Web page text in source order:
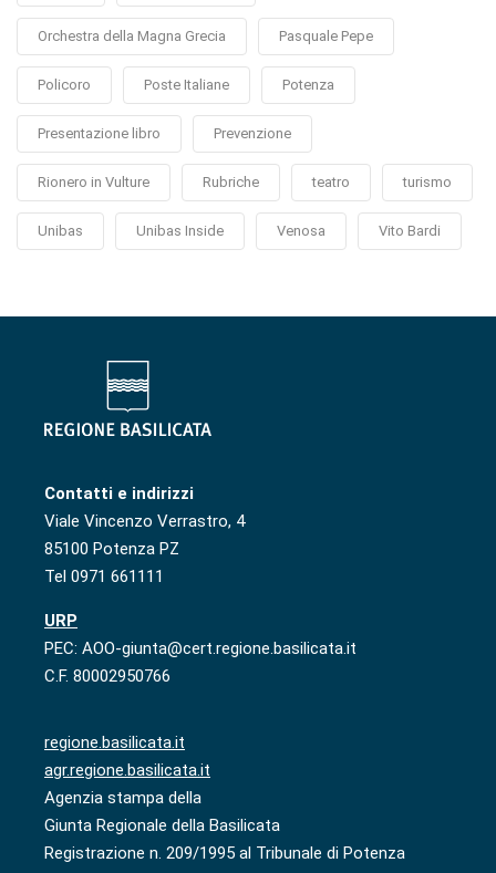
Orchestra della Magna Grecia Pasquale Pepe
Policoro Poste Italiane Potenza
Presentazione libro Prevenzione
Rionero in Vulture Rubriche teatro turismo
Unibas Unibas Inside Venosa Vito Bardi
Contatti e indirizzi
Viale Vincenzo Verrastro, 4
85100 Potenza PZ
Tel 0971 661111
URP
PEC: AOO-giunta@cert.regione.basilicata.it
C.F. 80002950766
regione.basilicata.it
agr.regione.basilicata.it
Agenzia stampa della
Giunta Regionale della Basilicata
Registrazione n. 209/1995 al Tribunale di Potenza